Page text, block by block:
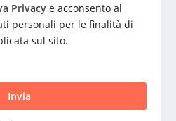
Privacy e acconsento al
personali per le finalità di
sul sito.